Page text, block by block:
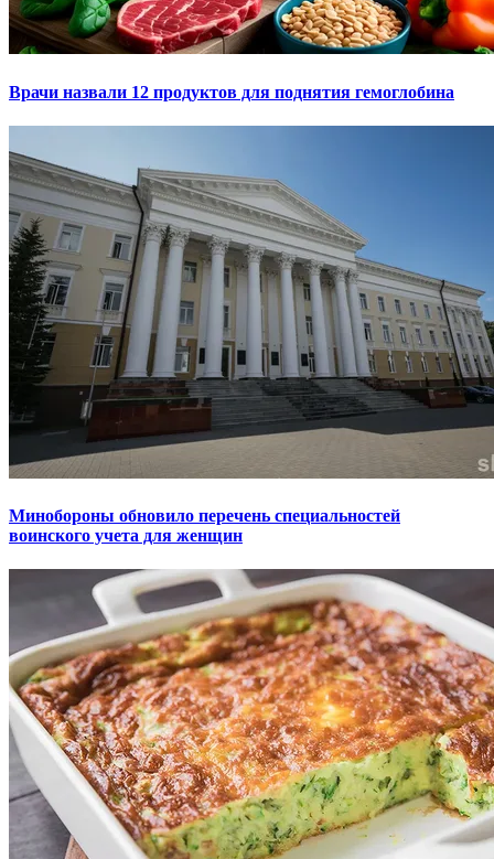
Врачи назвали 12 продуктов для поднятия гемоглобина
Минобороны обновило перечень специальностей
воинского учета для женщин